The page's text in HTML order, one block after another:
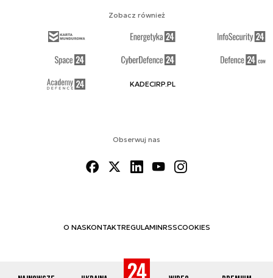
Obserwuj nas
O NASKONTAKTREGULAMINRSSCOOKIES
Zobacz również
KADECIRP.PL